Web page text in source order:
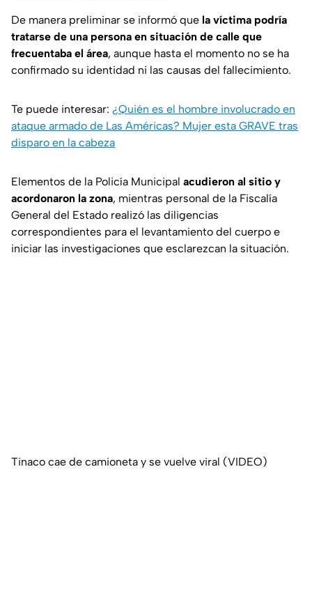
De manera preliminar se informó que la víctima podría
tratarse de una persona en situación de calle que
frecuentaba el área, aunque hasta el momento no se ha
confirmado su identidad ni las causas del fallecimiento.
Te puede interesar: ¿Quién es el hombre involucrado en
ataque armado de Las Américas? Mujer esta GRAVE tras
disparo en la cabeza
Elementos de la Policía Municipal acudieron al sitio y
acordonaron la zona, mientras personal de la Fiscalía
General del Estado realizó las diligencias
correspondientes para el levantamiento del cuerpo e
iniciar las investigaciones que esclarezcan la situación.
Tinaco cae de camioneta y se vuelve viral (VIDEO)